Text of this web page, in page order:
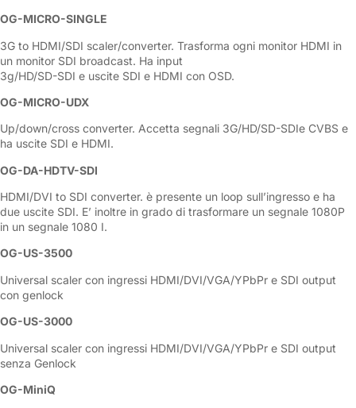
OG-MICRO-SINGLE
3G to HDMI/SDI scaler/converter. Trasforma ogni monitor HDMI in
un monitor SDI broadcast. Ha input
3g/HD/SD-SDI e uscite SDI e HDMI con OSD.
OG-MICRO-UDX
Up/down/cross converter. Accetta segnali 3G/HD/SD-SDIe CVBS e
ha uscite SDI e HDMI.
OG-DA-HDTV-SDI
HDMI/DVI to SDI converter. è presente un loop sull’ingresso e ha
due uscite SDI. E’ inoltre in grado di trasformare un segnale 1080P
in un segnale 1080 I.
OG-US-3500
Universal scaler con ingressi HDMI/DVI/VGA/YPbPr e SDI output
con genlock
OG-US-3000
Universal scaler con ingressi HDMI/DVI/VGA/YPbPr e SDI output
senza Genlock
OG-MiniQ